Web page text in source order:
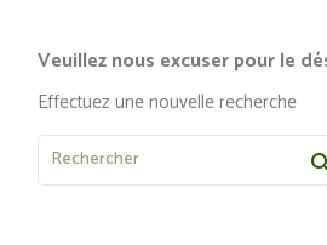
Veuillez nous excuser pour le
Effectuez une nouvelle recherche